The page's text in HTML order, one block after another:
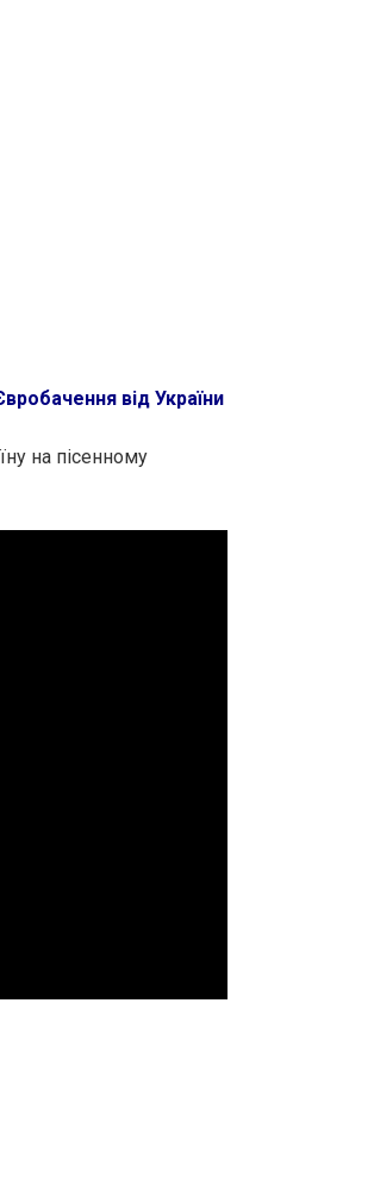
від України
на пісенному